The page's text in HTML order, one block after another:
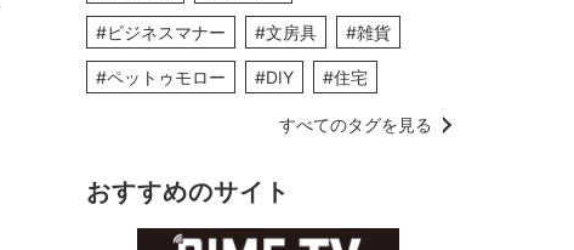
#ビジネスマナー #文房具 #雑貨
#ペットゥモロー #DIY #住宅
すべてのタグを見る
おすすめのサイト